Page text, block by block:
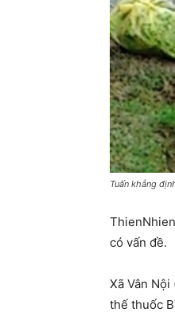
Tuấn khẳng
có vấn đề.
Xã Vân
thế thuốc